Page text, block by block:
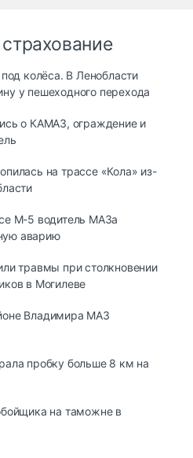
колёса. В Ленобласти
у пешеходного перехода
о КАМАЗ, ограждение и
на трассе «Кола» из-
М-5 водитель МАЗа
аварию
травмы при столкновении
в Могилеве
Владимира МАЗ
пробку больше 8 км на
на таможне в